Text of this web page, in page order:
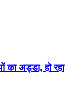
का अड्डा, हो रहा